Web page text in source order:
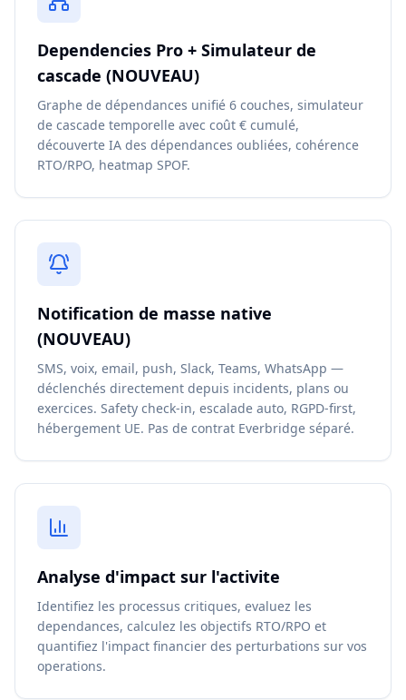
Dependencies Pro + Simulateur de
cascade (NOUVEAU)
Graphe de dépendances unifié 6 couches, simulateur
de cascade temporelle avec coût € cumulé,
découverte IA des dépendances oubliées, cohérence
RTO/RPO, heatmap SPOF.
Notification de masse native
(NOUVEAU)
SMS, voix, email, push, Slack, Teams, WhatsApp —
déclenchés directement depuis incidents, plans ou
exercices. Safety check-in, escalade auto, RGPD-first,
hébergement UE. Pas de contrat Everbridge séparé.
Analyse d'impact sur l'activite
Identifiez les processus critiques, evaluez les
dependances, calculez les objectifs RTO/RPO et
quantifiez l'impact financier des perturbations sur vos
operations.